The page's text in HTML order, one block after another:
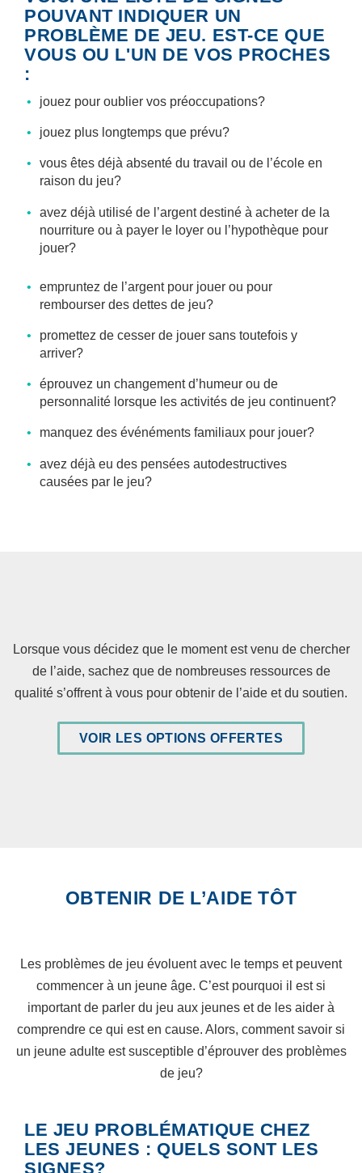
POUVANT INDIQUER UN
PROBLÈME DE JEU. EST-CE QUE
VOUS OU L'UN DE VOS PROCHES
:
jouez pour oublier vos préoccupations?
jouez plus longtemps que prévu?
vous êtes déjà absenté du travail ou de l’école en
raison du jeu?
avez déjà utilisé de l’argent destiné à acheter de la
nourriture ou à payer le loyer ou l’hypothèque pour
jouer?
empruntez de l’argent pour jouer ou pour
rembourser des dettes de jeu?
promettez de cesser de jouer sans toutefois y
arriver?
éprouvez un changement d’humeur ou de
personnalité lorsque les activités de jeu continuent?
manquez des événéments familiaux pour jouer?
avez déjà eu des pensées autodestructives
causées par le jeu?
Lorsque vous décidez que le moment est venu de chercher
de l’aide, sachez que de nombreuses ressources de
qualité s’offrent à vous pour obtenir de l’aide et du soutien.
VOIR LES OPTIONS OFFERTES
OBTENIR DE L’AIDE TÔT
Les problèmes de jeu évoluent avec le temps et peuvent
commencer à un jeune âge. C’est pourquoi il est si
important de parler du jeu aux jeunes et de les aider à
comprendre ce qui est en cause. Alors, comment savoir si
un jeune adulte est susceptible d’éprouver des problèmes
de jeu?
LE JEU PROBLÉMATIQUE CHEZ
LES JEUNES : QUELS SONT LES
SIGNES?